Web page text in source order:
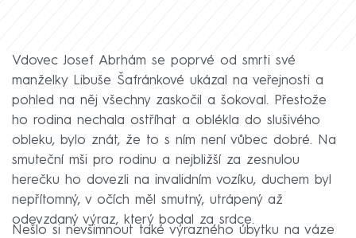
Vdovec Josef Abrhám se poprvé od smrti své
manželky Libuše Šafránkové ukázal na veřejnosti a
pohled na něj všechny zaskočil a šokoval. Přestože
ho rodina nechala ostříhat a oblékla do slušivého
obleku, bylo znát, že to s ním není vůbec dobré. Na
smuteční mši pro rodinu a nejbližší za zesnulou
herečku ho dovezli na invalidním vozíku, duchem byl
nepřítomný, v očích měl smutný, utrápený až
odevzdaný výraz, který bodal za srdce.
Nešlo si nevšimnout také výrazného úbytku na váze